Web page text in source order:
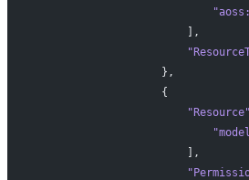
                        ],
                    },
                    {
                        "Resource"
                        ],